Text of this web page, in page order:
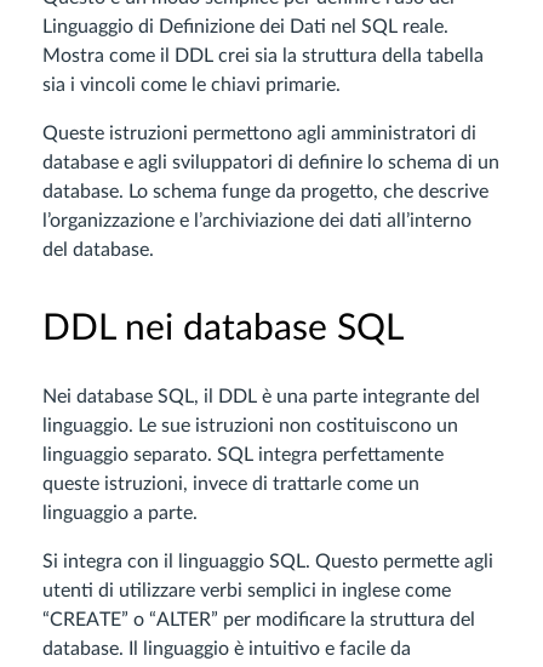
Linguaggio di Definizione dei Dati nel SQL reale.
Mostra come il DDL crei sia la struttura della tabella
sia i vincoli come le chiavi primarie.
Queste istruzioni permettono agli amministratori di
database e agli sviluppatori di definire lo schema di un
database. Lo schema funge da progetto, che descrive
l’organizzazione e l’archiviazione dei dati all’interno
del database.
DDL nei database SQL
Nei database SQL, il DDL è una parte integrante del
linguaggio. Le sue istruzioni non costituiscono un
linguaggio separato. SQL integra perfettamente
queste istruzioni, invece di trattarle come un
linguaggio a parte.
Si integra con il linguaggio SQL. Questo permette agli
utenti di utilizzare verbi semplici in inglese come
“CREATE” o “ALTER” per modificare la struttura del
database. Il linguaggio è intuitivo e facile da